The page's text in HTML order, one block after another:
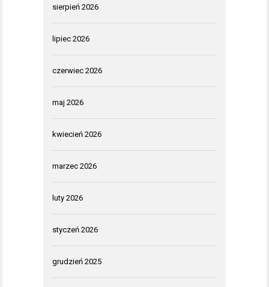
sierpień 2026
lipiec 2026
czerwiec 2026
maj 2026
kwiecień 2026
marzec 2026
luty 2026
styczeń 2026
grudzień 2025